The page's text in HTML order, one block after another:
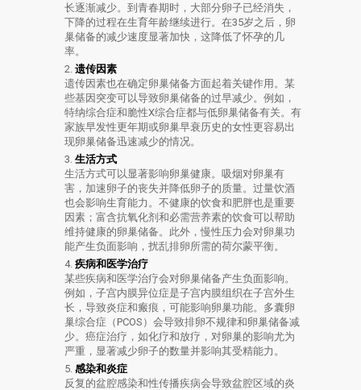
长逐渐减少。到青春期时，大部分卵子已经消失，
下降的过程在生育年龄继续进行。在35岁之后，卵
巢储备的减少速度显著加快，这降低了怀孕的几
率。
遗传因素
遗传因素也在确定卵巢储备方面起着关键作用。某
些基因突变可以导致卵巢储备的过早减少。例如，
特纳综合症和脆性X综合症都与低卵巢储备有关。有
家族早发性更年期或卵巢早衰历史的女性更容易出
现卵巢储备迅速减少的情况。
生活方式
生活方式可以显著影响卵巢健康。吸烟对卵巢有
害，加速卵子的丧失并降低卵子的质量。过量饮酒
也会影响生育能力。不健康的饮食和肥胖也是重要
因素；富含抗氧化剂和必需营养素的饮食可以帮助
维持健康的卵巢储备。此外，慢性压力会对卵巢功
能产生负面影响，扰乱排卵所需的荷尔蒙平衡。
疾病和医学治疗
某些疾病和医学治疗会对卵巢储备产生负面影响。
例如，子宫内膜异位症是子宫内膜组织在子宫外生
长，导致炎症和瘢痕，可能影响卵巢功能。多囊卵
巢综合症（PCOS）会导致排卵不规律和卵巢储备减
少。癌症治疗，如化疗和放疗，对卵巢的影响尤为
严重，显著减少卵子的数量并影响其受精能力。
感染和炎症
反复的盆腔感染和性传播疾病会导致盆腔区域的炎